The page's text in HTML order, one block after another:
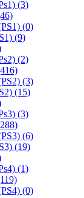
(3)
(0)
(9)
(2)
(3)
(15)
(3)
(6)
(19)
(1)
(0)